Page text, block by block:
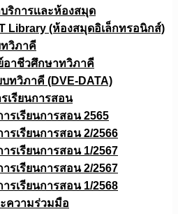
ริการเเละห้องสมุด
Library (ห้องสมุดอิเล็กทรอนิกส์)
ทวิภาคี
อาชีวศึกษาทวิภาคี
บทวิภาคี (DVE-DATA)
เรียนการสอน
ารเรียนการสอน 2565
ารเรียนการสอน 2/2566
ารเรียนการสอน 1/2567
ารเรียนการสอน 2/2567
ารเรียนการสอน 1/2568
ะความร่วมมือ